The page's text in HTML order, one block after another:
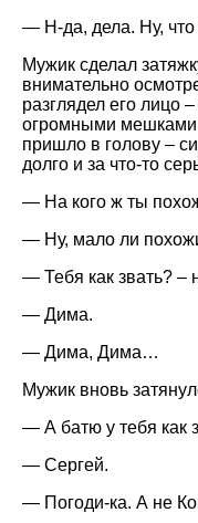
— Н-да, дела. Ну, что
Мужик сделал
внимательно
разглядел его лицо
огромными мешками
пришло в голову –
долго и за что-то
— На кого ж ты
— Ну, мало ли
— Тебя как звать? –
— Дима.
— Дима, Дима…
Мужик вновь
— А батю у тебя как
— Сергей.
— Погоди-ка. А не